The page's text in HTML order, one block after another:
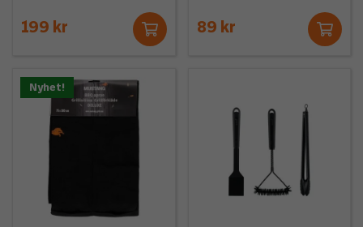
199 kr 89 kr
Nyhet!